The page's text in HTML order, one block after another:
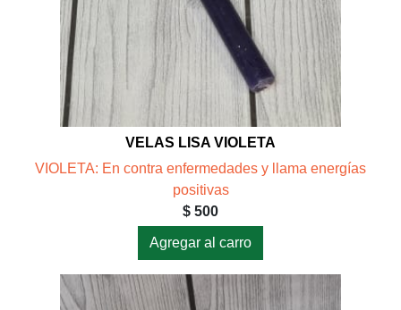
VELAS LISA VIOLETA
VIOLETA: En contra enfermedades y llama energías
positivas
$ 500
Agregar al carro